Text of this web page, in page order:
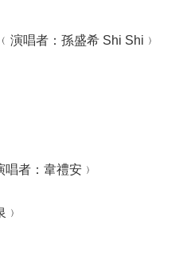
演唱者：孫盛希 Shi Shi﹚
者：韋禮安﹚